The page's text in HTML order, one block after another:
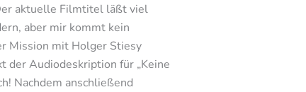
aktuelle Filmtitel läßt viel
aber mir kommt kein
Mission mit Holger Stiesy
der Audiodeskription für „Keine
Nachdem anschließend